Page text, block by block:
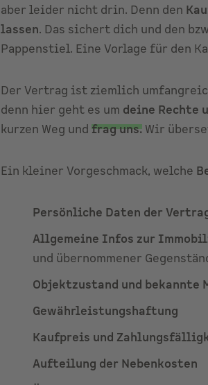
aber leider nicht drin. Denn den
lassen. Das sichert dich und den
Pappenstiel. Eine Vorlage für den
Der Vertrag ist ziemlich
denn hier geht es um deine Rechte
kurzen Weg und frag uns. Wir
Ein kleiner Vorgeschmack, welche
Persönliche Daten der
Allgemeine Infos zur
und übernommener
Objektzustand und bekannte
Gewährleistungshaftung
Kaufpreis und
Aufteilung der Nebenkosten